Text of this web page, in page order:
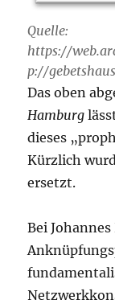
Quelle:
https://
p://
Das oben
Hamburg
dieses
Kürzlich
ersetzt.
Bei